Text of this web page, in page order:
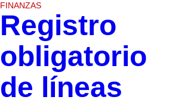
FINANZAS
Registro
obligatorio
de líneas